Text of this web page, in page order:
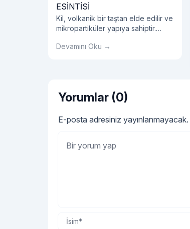
ESİNTİSİ
Kil, volkanik bir taştan elde edilir ve
mikropartiküler yapıya sahiptir.
birlikte maske olarak kullanıldığında
Devamını Oku →
Yorumlar (0)
E-posta adresiniz yayınlanmayacak.